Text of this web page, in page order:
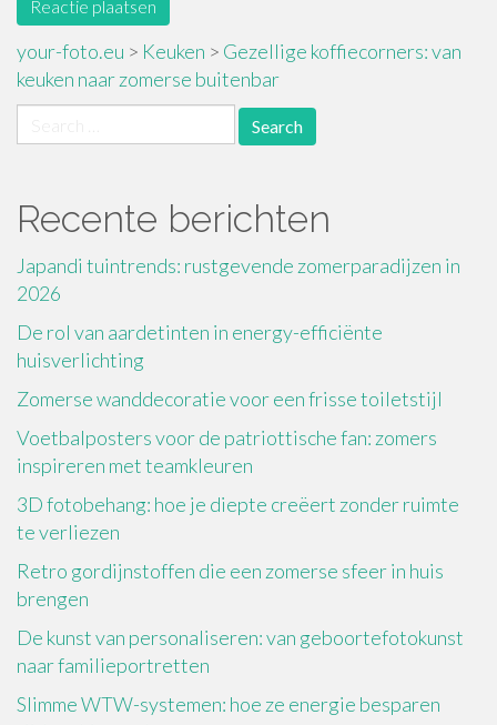
your-foto.eu > Keuken > Gezellige koffiecorners: van
keuken naar zomerse buitenbar
for:
Recente berichten
Japandi tuintrends: rustgevende zomerparadijzen in
2026
De rol van aardetinten in energy-efficiënte
huisverlichting
Zomerse wanddecoratie voor een frisse toiletstijl
Voetbalposters voor de patriottische fan: zomers
inspireren met teamkleuren
3D fotobehang: hoe je diepte creëert zonder ruimte
te verliezen
Retro gordijnstoffen die een zomerse sfeer in huis
brengen
De kunst van personaliseren: van geboortefotokunst
naar familieportretten
Slimme WTW-systemen: hoe ze energie besparen